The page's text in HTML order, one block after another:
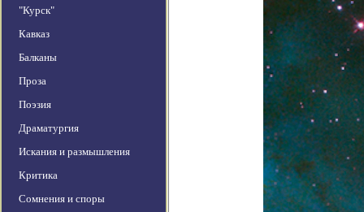
"Курск"
Кавказ
Балканы
Проза
Поэзия
Драматургия
Искания и размышления
Критика
Сомнения и споры